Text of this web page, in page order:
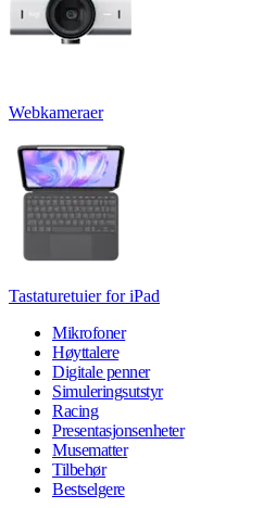
Webkameraer
Tastaturetuier for iPad
Mikrofoner
Høyttalere
Digitale penner
Simuleringsutstyr
Racing
Presentasjonsenheter
Musematter
Tilbehør
Bestselgere